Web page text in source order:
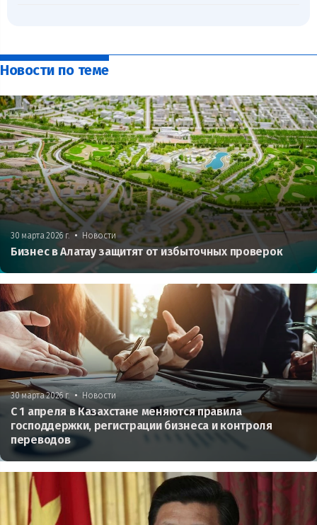
Новости по теме
30 марта 2026 г. • Новости
Бизнес в Алатау защитят от избыточных проверок
30 марта 2026 г. • Новости
С 1 апреля в Казахстане меняются правила
господдержки, регистрации бизнеса и контроля
переводов